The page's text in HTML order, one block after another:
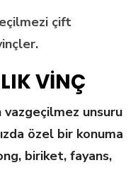
çift
VİNÇ
unsuru
özel bir konuma
biriket, fayans,